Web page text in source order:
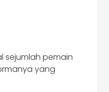
sejumlah pemain
yang